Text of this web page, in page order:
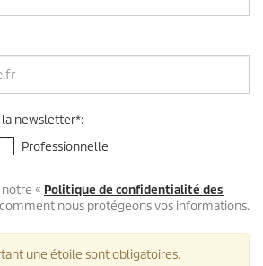
la newsletter*:
Professionnelle
« Politique de confidentialité des
nous protégeons vos informations.
une étoile sont obligatoires.